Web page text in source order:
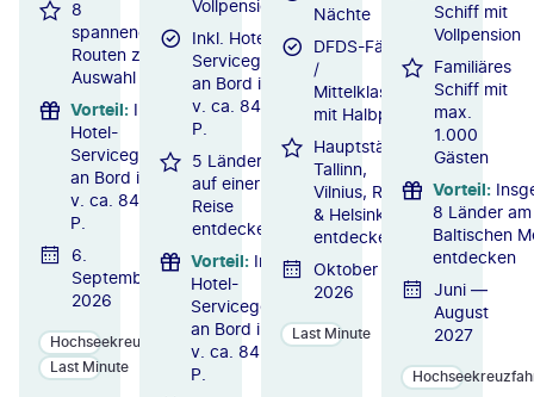
8
spannende
Routen zur
Auswahl
Vorteil: Inkl.
Hotel-
Servicegebühr
an Bord i. W.
v. ca. 84 € p.
P.
6.
September
2026
Hochseekreuzfahrten
Last Minute
Vollpension
Inkl. Hotel-
Servicegebühr
an Bord i. W.
v. ca. 84 € p.
P.
5 Länder
auf einer
Reise
entdecken
Vorteil: Inkl.
Hotel-
Servicegebühr
an Bord i. W.
v. ca. 84 € p.
P.
Nächte
DFDS-Fährschiff
/
Mittelklassehotels
mit Halbpension
Hauptstädte
Tallinn,
Vilnius, Riga
& Helsinki
entdecken
Oktober
2026
Last Minute
Schiff mit
Vollpension
Familiäres
Schiff mit
max.
1.000
Gästen
Vorteil:
8 Länder am
Baltischen
entdecken
Juni —
August
2027